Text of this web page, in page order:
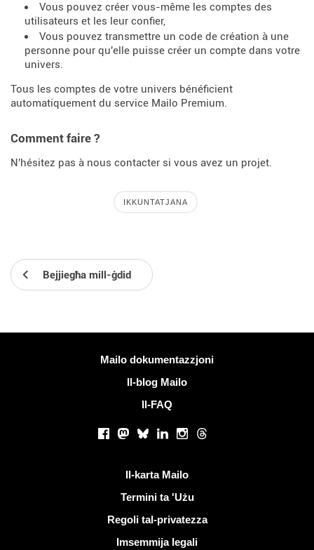
Vous pouvez créer vous-même les comptes des
utilisateurs et les leur confier,
Vous pouvez transmettre un code de création à une
personne pour qu'elle puisse créer un compte dans votre
univers.
Tous les comptes de votre univers bénéficient
automatiquement du service Mailo Premium.
Comment faire ?
N'hésitez pas à nous contacter si vous avez un projet.
IKKUNTATJANA
Bejjiegħa mill-ġdid
Mailo dokumentazzjoni
Il-blog Mailo
Il-FAQ
Facebook
Mastodon
BlueskyLinkedInInstagram
Threads
Il-karta Mailo
Termini ta 'Użu
Regoli tal-privatezza
Imsemmija legali